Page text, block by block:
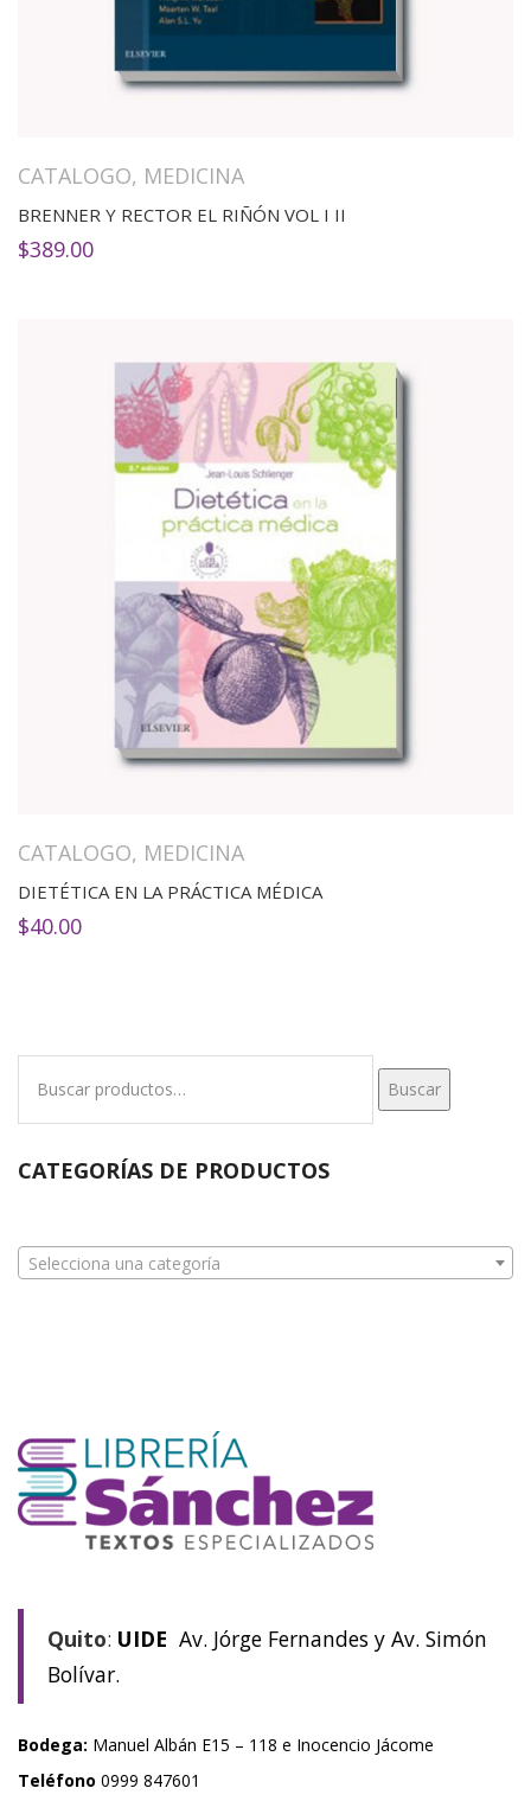
CATALOGO, MEDICINA
BRENNER Y RECTOR EL RIÑÓN VOL I II
$389.00
CATALOGO, MEDICINA
DIETÉTICA EN LA PRÁCTICA MÉDICA
$40.00
Buscar
CATEGORÍAS DE PRODUCTOS
Selecciona una categoría
Quito: UIDE Av. Jórge Fernandes y Av. Simón
Bolívar.
Bodega: Manuel Albán E15 – 118 e Inocencio Jácome
Teléfono 0999 847601